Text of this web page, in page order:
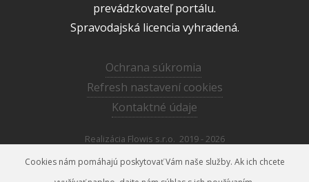
prevádzkovateľ portálu.
Spravodajská licencia vyhradená.
Ochrana súkromia
Refresh nastavení cookies
Kontaktné údaje
Realizácia Flowis s.r.o. 2019 - 2026
janka_mihalikova@centrum.sk
Cookies nám pomáhajú poskytovať Vám naše služby. Ak ich chcete